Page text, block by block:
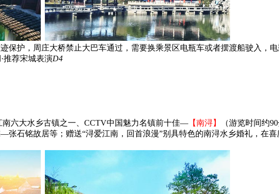
保护，周庄大桥禁止大巴车通过，需要换乘景区电瓶车或者摆渡船驶入，
推荐宋城表演D4
六大水乡古镇之一、CCTV中国魅力名镇前十佳— 【南浔】
（游览时间约
石铭故居等；赠送“浔爱江南，回首浪漫”别具特色的南浔水乡婚礼，在